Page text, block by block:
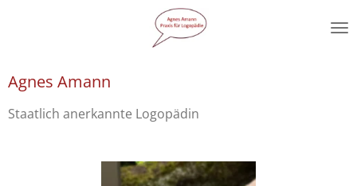
Agnes Amann
Staatlich anerkannte Logopädin